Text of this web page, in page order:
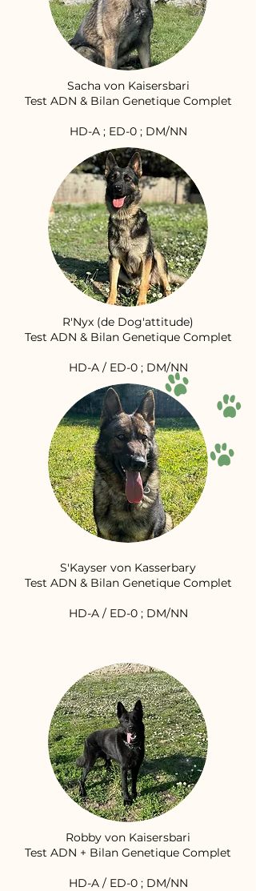
Sacha von Kaisersbari
Test ADN & Bilan Genetique Complet
HD-A ; ED-0 ; DM/NN
R'Nyx (de Dog'attitude)
Test ADN & Bilan Genetique Complet
HD-A / ED-0 ; DM/NN
S'Kayser von Kasserbary
Test ADN & Bilan Genetique Complet
HD-A / ED-0 ; DM/NN
Robby von Kaisersbari
Test ADN + Bilan Genetique Complet
HD-A / ED-0 ; DM/NN